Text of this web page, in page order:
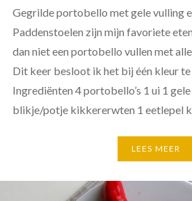
Gegrilde portobello met gele vulling
Paddenstoelen zijn mijn favoriete
dan niet een portobello vullen met
Dit keer besloot ik het bij één kleur te
Ingrediënten 4 portobello’s 1 ui 1
blikje/potje kikkererwten 1 eetlepel
LEES MEER